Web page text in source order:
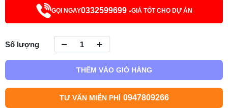
GỌI NGAY0332599699 -GIÁ TỐT CHO DỰ ÁN
Số lượng
THÊM VÀO GIỎ HÀNG
TƯ VẤN MIỄN PHÍ 0947809266